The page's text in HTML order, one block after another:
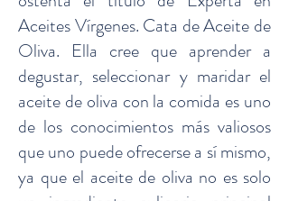
Aceites Vírgenes. Cata de Aceite de
Oliva. Ella cree que aprender a
degustar, seleccionar y maridar el
aceite de oliva con la comida es uno
de los conocimientos más valiosos
que uno puede ofrecerse a sí mismo,
ya que el aceite de oliva no es solo